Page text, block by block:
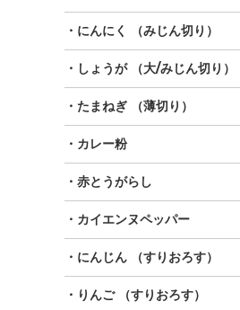
・にんにく （みじん切り）
・しょうが（大/みじん切り）
・たまねぎ （薄切り）
・カレー粉
・赤とうがらし
・カイエンヌペッパー
・にんじん （すりおろす）
・りんご（すりおろす）